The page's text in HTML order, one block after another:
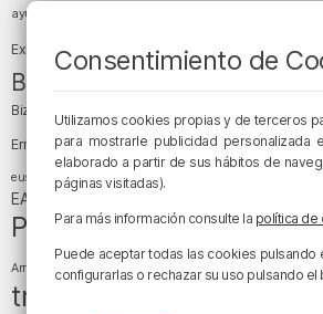
ayuntamiento de Bilbao baloncesto
Exhibition Center) Bilbao Bilbao Basket
Bizkaia y sus comarcas
Bizkaia
Ernesto Valverde Ertzaintza Euskadi
euskera fiestas fútbol
EA Sports
Política
Arriaga tiempotiempo
tráfico en Bizkaia
Consentimiento de
Utilizamos cookies propias y de terceros
para mostrarle publicidad personalizada
elaborado a partir de sus hábitos de
páginas visitadas).
Para más información consulte la política de
Puede aceptar todas las cookies pulsando
configurarlas o rechazar su uso pulsando el